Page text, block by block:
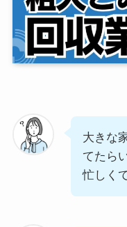
大きな
てたら
忙しく